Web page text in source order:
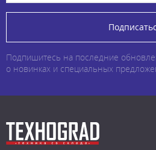
Подпишитесь на последние
о новинках и специальных